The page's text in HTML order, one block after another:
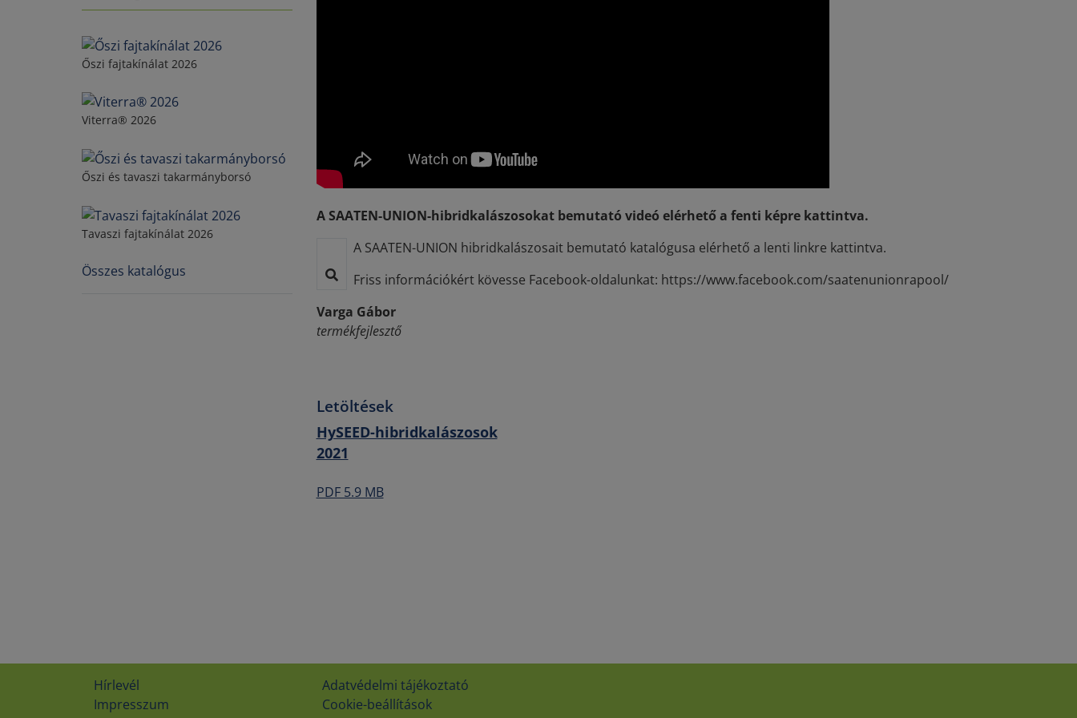
Őszi fajtakínálat 2026
Viterra® 2026
Őszi és tavaszi takarmányborsó
Tavaszi fajtakínálat 2026
Összes katalógus
A SAATEN-UNION-hibridkalászosokat bemutató videó elérhető a fenti képre kattintva.
A SAATEN-UNION hibridkalászosait bemutató katalógusa elérhető a lenti linkre kattintva.
Friss információkért kövesse Facebook-oldalunkat: https://www.facebook.com/saatenunionrapool/
Varga Gábor
termékfejlesztő
Letöltések
HySEED-hibridkalászosok
2021
PDF 5.9 MB
Hírlevél
Impresszum
Adatvédelmi tájékoztató
Cookie-beállítások